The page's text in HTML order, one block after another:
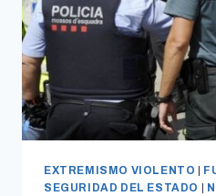
EXTREMISMO VIOLENTO
SEGURIDAD DEL ESTADO